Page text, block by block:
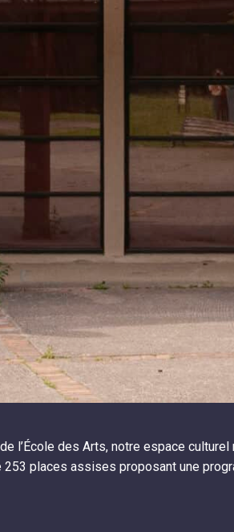
l’École des Arts, notre espace
places assises proposant une